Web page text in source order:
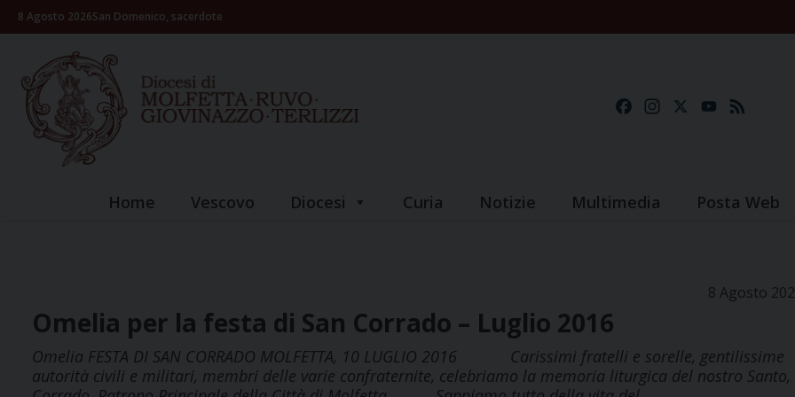
Skip8 Agosto 2026San Domenico, sacerdote
FacebookInstagramYouTube
Home Vescovo Diocesi Curia Notizie Multimedia Posta Web
8 Agosto
Omelia per la festa di San Corrado – Luglio 2016
Omelia FESTA DI SAN CORRADO MOLFETTA, 10 LUGLIO 2016 Carissimi fratelli e sorelle, gentilissime
autorità civili e militari, membri delle varie confraternite, celebriamo la memoria liturgica del nostro Santo,